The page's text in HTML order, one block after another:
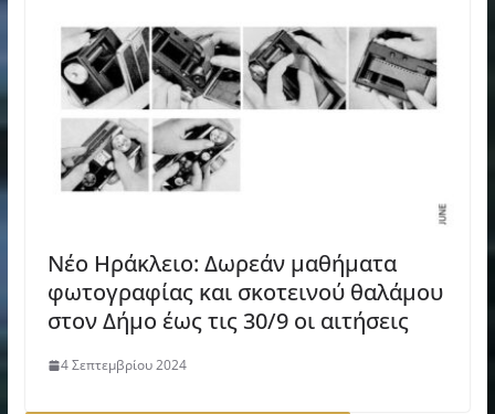
Νέο Ηράκλειο: Δωρεάν μαθήματα
φωτογραφίας και σκοτεινού θαλάμου
στον Δήμο έως τις 30/9 οι αιτήσεις
4 Σεπτεμβρίου 2024